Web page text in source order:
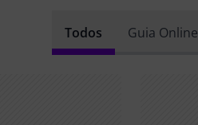
Todos Guia Online